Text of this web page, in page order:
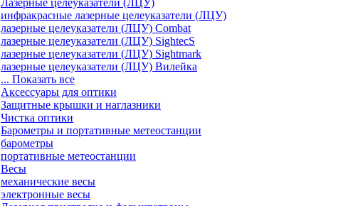
Лазерные целеуказатели (ЛЦУ)
инфракрасные лазерные целеуказатели (ЛЦУ)
лазерные целеуказатели (ЛЦУ) Combat
лазерные целеуказатели (ЛЦУ) SightecS
лазерные целеуказатели (ЛЦУ) Sightmark
лазерные целеуказатели (ЛЦУ) Вилейка
... Показать все
Аксессуары для оптики
Защитные крышки и наглазники
Чистка оптики
Барометры и портативные метеостанции
барометры
портативные метеостанции
Весы
механические весы
электронные весы